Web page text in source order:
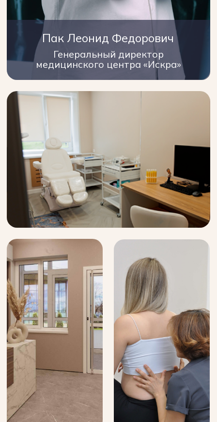
Записаться
на прием
Сэкономьте годы, нервы и деньги
на мазях и процедурах. Запоните
форму ниже
Клиенты
рекомендуют нас
Отзывы